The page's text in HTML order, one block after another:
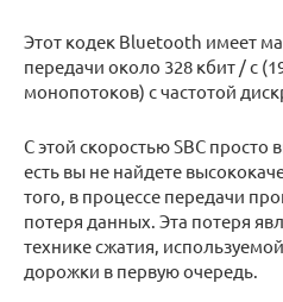
Этот кодек Bluetooth имеет
передачи около 328 кбит / с
монопотоков) с частотой
С этой скоростью SBC просто
есть вы не найдете
того, в процессе передачи
потеря данных. Эта потеря
технике сжатия,
дорожки в первую очередь.